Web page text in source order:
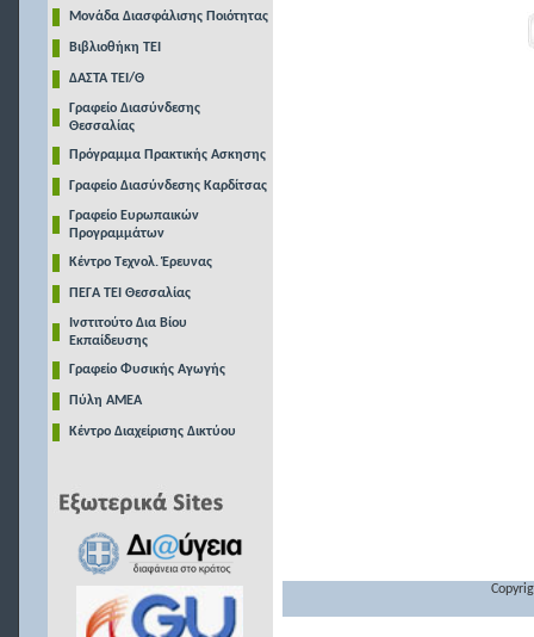
Μονάδα Διασφάλισης Ποιότητας
Βιβλιοθήκη ΤΕΙ
ΔΑΣΤΑ ΤΕΙ/Θ
Γραφείο Διασύνδεσης
Θεσσαλίας
Πρόγραμμα Πρακτικής Ασκησης
Γραφείο Διασύνδεσης Καρδίτσας
Γραφείο Ευρωπαικών
Προγραμμάτων
Κέντρο Τεχνολ. Έρευνας
ΠΕΓΑ ΤΕΙ Θεσσαλίας
Ινστιτούτο Δια Βίου
Εκπαίδευσης
Γραφείο Φυσικής Αγωγής
Πύλη ΑΜΕΑ
Κέντρο Διαχείρισης Δικτύου